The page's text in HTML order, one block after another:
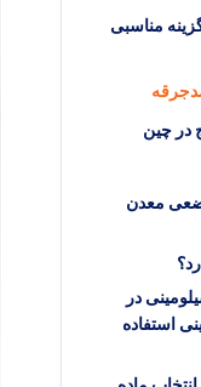
مناسبی
در چین
معدن
در
استفاده